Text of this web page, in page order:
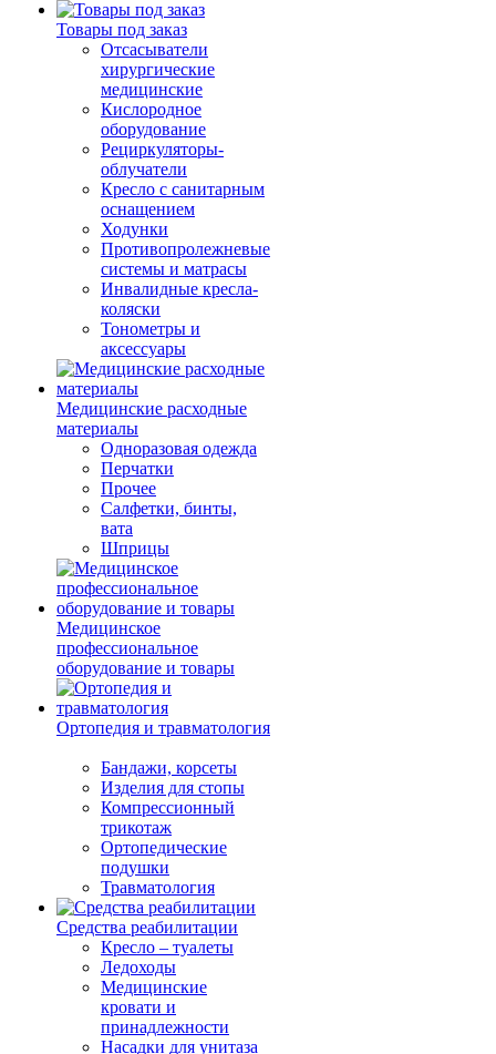
Товары под заказ
Отсасыватели
хирургические
медицинские
Кислородное
оборудование
Рециркуляторы-
облучатели
Кресло с санитарным
оснащением
Ходунки
Противопролежневые
системы и матрасы
Инвалидные кресла-
коляски
Тонометры и
аксессуары
Медицинские расходные
материалы
Одноразовая одежда
Перчатки
Прочее
Салфетки, бинты,
вата
Шприцы
Медицинское
профессиональное
оборудование и товары
Ортопедия и травматология
Бандажи, корсеты
Изделия для стопы
Компрессионный
трикотаж
Ортопедические
подушки
Травматология
Средства реабилитации
Кресло – туалеты
Ледоходы
Медицинские
кровати и
принадлежности
Насадки для унитаза